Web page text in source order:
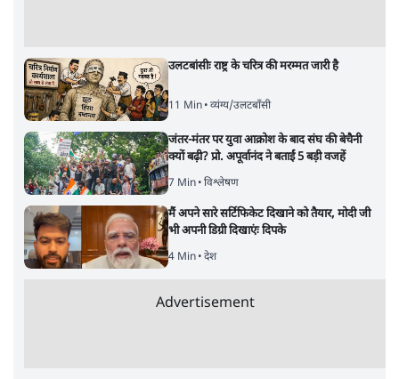
उलटबांसीः राष्ट्र के चरित्र की मरम्मत जारी है
11 Min• व्यंग्य/उलटबाँसी
जंतर-मंतर पर युवा आक्रोश के बाद संघ की बेचैनी
क्यों बढ़ी? प्रो. अपूर्वानंद ने बताईं 5 बड़ी वजहें
7 Min• विश्लेषण
मैं अपने सारे सर्टिफिकेट दिखाने को तैयार, मोदी जी
भी अपनी डिग्री दिखाएंः दिपके
4 Min• देश
Advertisement